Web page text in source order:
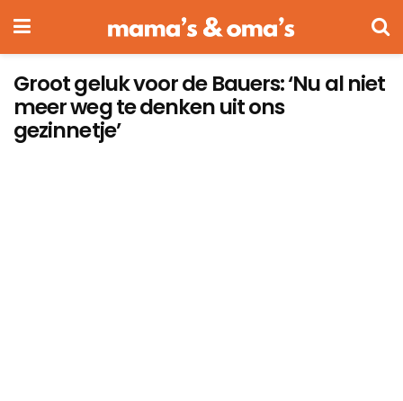
Groot geluk voor de Bauers: ‘Nu al niet
meer weg te denken uit ons
gezinnetje’